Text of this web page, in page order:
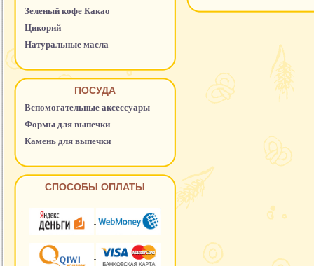
Зеленый кофе Какао
Цикорий
Натуральные масла
ПОСУДА
Вспомогательные аксессуары
Формы для выпечки
Камень для выпечки
СПОСОБЫ ОПЛАТЫ